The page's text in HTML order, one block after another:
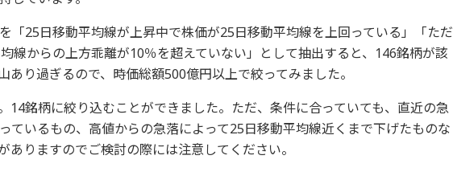
「25日移動平均線が上昇中で株価が25日移動平均線を上回っている」「ただ
線からの上方乖離が10％を超えていない」として抽出すると、146銘柄が該
あり過ぎるので、時価総額500億円以上で絞ってみました。
14銘柄に絞り込むことができました。ただ、条件に合っていても、直近の急
ているもの、高値からの急落によって25日移動平均線近くまで下げたものな
ありますのでご検討の際には注意してください。